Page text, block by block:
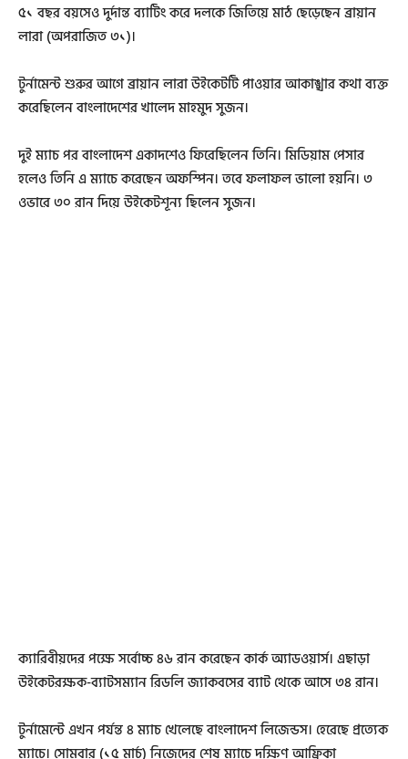
৫১ বছর বয়সেও দুর্দান্ত ব্যাটিং করে দলকে জিতিয়ে মাঠ ছেড়েছেন ব্রায়ান
লারা (অপরাজিত ৩১)।
টুর্নামেন্ট শুরুর আগে ব্রায়ান লারা উইকেটটি পাওয়ার আকাঙ্খার কথা ব্যক্ত
করেছিলেন বাংলাদেশের খালেদ মাহমুদ সুজন।
দুই ম্যাচ পর বাংলাদেশ একাদশেও ফিরেছিলেন তিনি। মিডিয়াম পেসার
হলেও তিনি এ ম্যাচে করেছেন অফস্পিন। তবে ফলাফল ভালো হয়নি। ৩
ওভারে ৩০ রান দিয়ে উইকেটশূন্য ছিলেন সুজন।
ক্যারিবীয়দের পক্ষে সর্বোচ্চ ৪৬ রান করেছেন কার্ক অ্যাডওয়ার্স। এছাড়া
উইকেটরক্ষক-ব্যাটসম্যান রিডলি জ্যাকবসের ব্যাট থেকে আসে ৩৪ রান।
টুর্নামেন্টে এখন পর্যন্ত ৪ ম্যাচ খেলেছে বাংলাদেশ লিজেন্ডস। হেরেছে প্রত্যেক
ম্যাচে। সোমবার (১৫ মার্চ) নিজেদের শেষ ম্যাচে দক্ষিণ আফ্রিকা